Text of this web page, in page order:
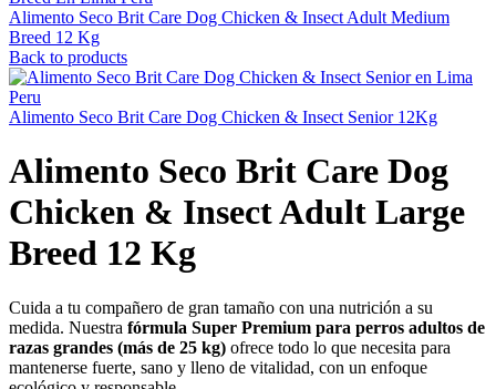
Alimento Seco Brit Care Dog Chicken & Insect Adult Medium
Breed 12 Kg
Back to products
Alimento Seco Brit Care Dog Chicken & Insect Senior 12Kg
Alimento Seco Brit Care Dog
Chicken & Insect Adult Large
Breed 12 Kg
Cuida a tu compañero de gran tamaño con una nutrición a su
medida. Nuestra fórmula Super Premium para perros adultos de
razas grandes (más de 25 kg) ofrece todo lo que necesita para
mantenerse fuerte, sano y lleno de vitalidad, con un enfoque